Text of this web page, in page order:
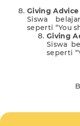
Giving Advice
Siswa
seperti “You
Giving
Siswa
seperti